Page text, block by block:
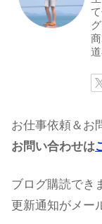
お仕事依頼＆お
お問い合わせは
ブログ購読でき
更新通知がメー